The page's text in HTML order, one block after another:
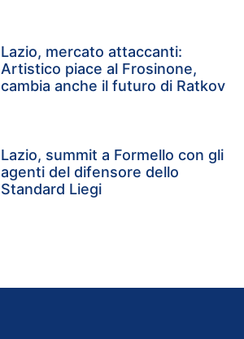
Lazio, mercato attaccanti:
Artistico piace al Frosinone,
cambia anche il futuro di Ratkov
Lazio, summit a Formello con gli
agenti del difensore dello
Standard Liegi